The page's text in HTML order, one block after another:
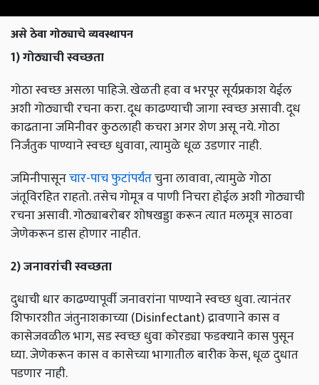
असे ठेवा गोठ्याचे व्यवस्थापन
1) गोठ्याची स्वच्छता
गोठा स्वच्छ असला पाहिजे. खेळती हवा व भरपूर सूर्यप्रकाश येईल
अशी गोठ्याची रचना करा. दूध काढण्याची जागा स्वच्छ असावी. दूध
काढताना जमिनीवर कुठलाही कचरा अगर शेण असू नये. गोठा
निर्जंतुक पाण्याने स्वच्छ धुवावा, त्यामुळे धूळ उडणार नाही.
जमिनीपासूनचार-पाच फुटांपर्यंतचुना लावावा, त्यामुळे गोठा
जंतूविरहित राहतो. तसेच गोमूत्र व पाणी निचरा होईल अशी गोठ्याची
रचना असावी. गोठ्याबरोबर शोषखड्डा करून त्यात मलमूत्र साठवा
जेणेकरून डास होणार नाहीत.
2) जनावरांची स्वच्छता
दुधाची धार काढण्यापूर्वी जनावरांना पाण्याने स्वच्छ धुवा. त्यानंतर
शिफारशीत जंतुनाशकाच्या (Disinfectant) द्रावणाने कास व
कासेजवळील भाग, सड स्वच्छ धुवा कोरड्या फडक्‍याने कास पुसून
घ्या. जेणेकरून कास व कासेच्या भागातील बारीक केस, धूळ दुधात
पडणार नाही.